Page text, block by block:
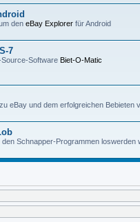
den eBay Explorer für Android
7
Software Biet-O-Matic
eBay und dem erfolgreichen Bebieten
Schnapper-Programmen loswerden